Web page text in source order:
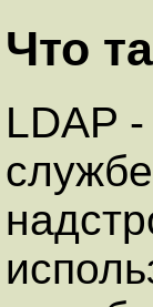
Что
LDAP